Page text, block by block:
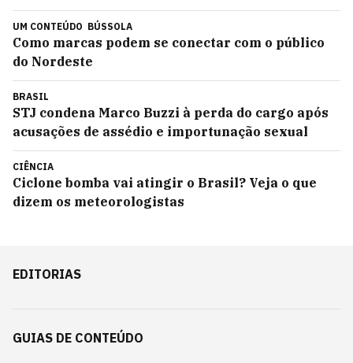
UM CONTEÚDO BÚSSOLA
Como marcas podem se conectar com o público
do Nordeste
BRASIL
STJ condena Marco Buzzi à perda do cargo após
acusações de assédio e importunação sexual
CIÊNCIA
Ciclone bomba vai atingir o Brasil? Veja o que
dizem os meteorologistas
EDITORIAS
GUIAS DE CONTEÚDO